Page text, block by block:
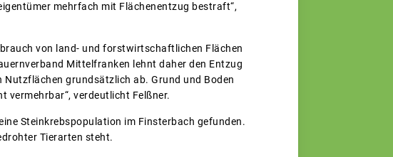
mehrfach mit Flächenentzug bestraft“,
von land- und forstwirtschaftlichen Flächen
Mittelfranken lehnt daher den Entzug
grundsätzlich ab. Grund und Boden
verdeutlicht Felßner.
Steinkrebspopulation im Finsterbach gefunden.
Tierarten steht.